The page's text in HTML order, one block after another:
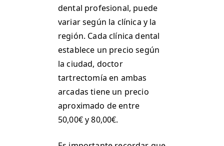
dental profesional, puede
variar según la clínica y la
región. Cada clínica dental
establece un precio según
la ciudad, doctor
tartrectomía en ambas
arcadas tiene un precio
aproximado de entre
50,00€ y 80,00€.